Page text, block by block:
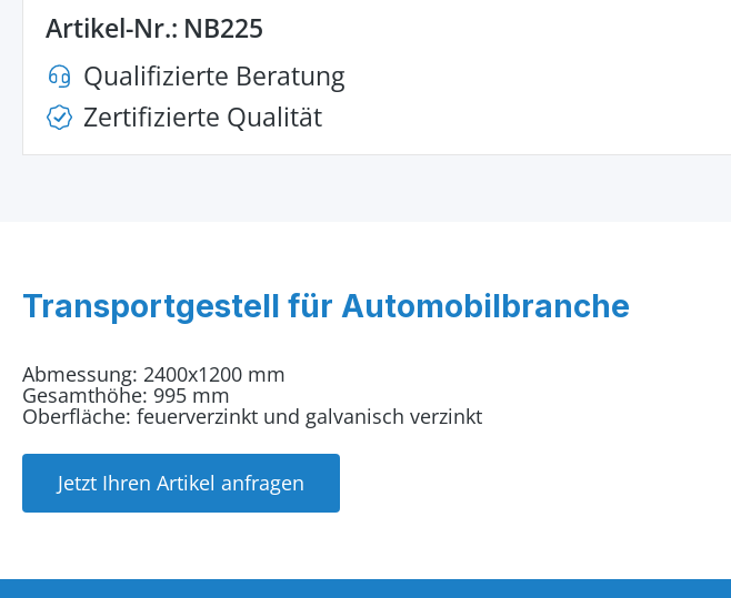
Artikel-Nr.: NB225
Qualifizierte Beratung
Zertifizierte Qualität
Transportgestell für Automobilbranche
Abmessung: 2400x1200 mm
Gesamthöhe: 995 mm
Oberfläche: feuerverzinkt und galvanisch verzinkt
Jetzt Ihren Artikel anfragen